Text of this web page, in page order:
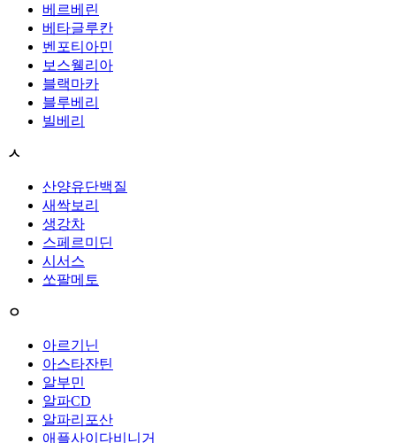
베르베린
베타글루칸
벤포티아민
보스웰리아
블랙마카
블루베리
빌베리
ㅅ
산양유단백질
새싹보리
생강차
스페르미딘
시서스
쏘팔메토
ㅇ
아르기닌
아스타잔틴
알부민
알파CD
알파리포산
애플사이다비니거